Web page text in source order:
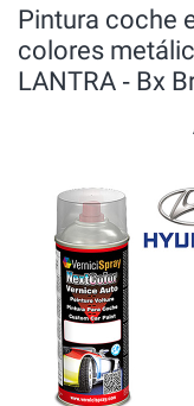
Pintura coche
colores
LANTRA ‐ Bx